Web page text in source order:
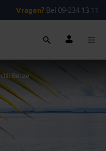
Vragen? Bel 09-234 13 11
Belize